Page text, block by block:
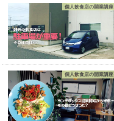
個人飲食店の開業講座
個人飲食店の開業講座